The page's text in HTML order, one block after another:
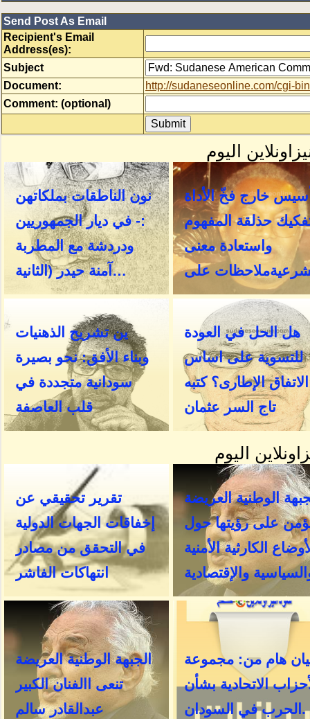
Send Post As Email
Recipient's Email
Address(es):
Subject
Document:
http://sudaneseonline.com/cgi-
Comment: (optional)